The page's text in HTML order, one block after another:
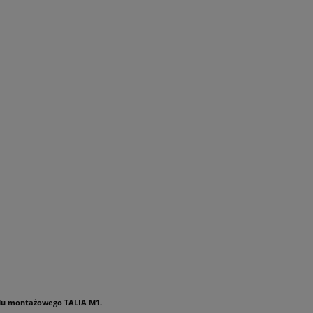
montażowego TALIA M1.